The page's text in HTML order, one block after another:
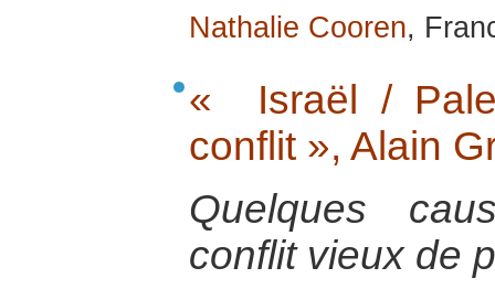
Nathalie Cooren,
« Israël /
conflit », Alain
Quelques
conflit vieux de